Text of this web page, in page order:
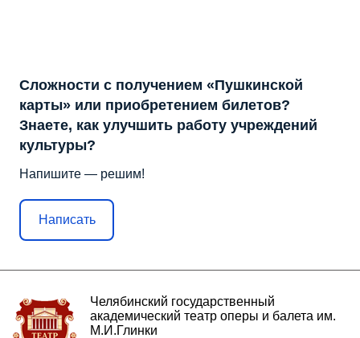
Сложности с получением «Пушкинской
карты» или приобретением билетов?
Знаете, как улучшить работу учреждений
культуры?
Напишите — решим!
Написать
Челябинский государственный
академический театр оперы и балета им.
М.И.Глинки